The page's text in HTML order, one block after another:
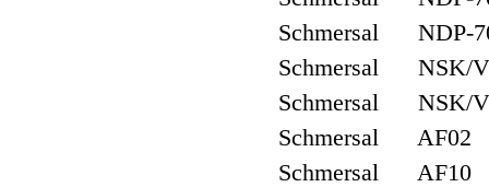
Schmersal NDP-
Schmersal NSK/
Schmersal NSK/
Schmersal AF02
Schmersal AF10